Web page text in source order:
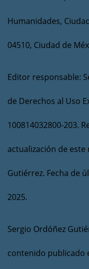
Humanidades,
04510, Ciudad de
Editor responsable:
de Derechos al Uso
100814032800-203.
actualización de
Gutiérrez. Fecha de
2025.
Sergio Ordóñez
contenido publicado